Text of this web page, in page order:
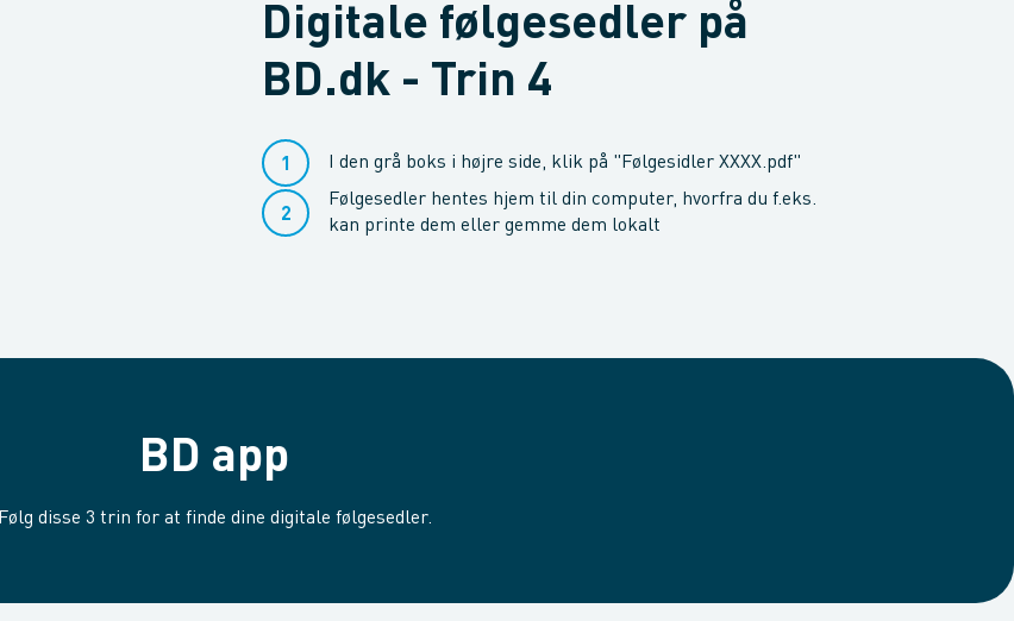
Digitale følgesedler på
BD.dk - Trin 4
I den grå boks i højre side, klik på "Følgesidler XXXX.pdf"
Følgesedler hentes hjem til din computer, hvorfra du f.eks.
kan printe dem eller gemme dem lokalt
BD app
Følg disse 3 trin for at finde dine digitale følgesedler.